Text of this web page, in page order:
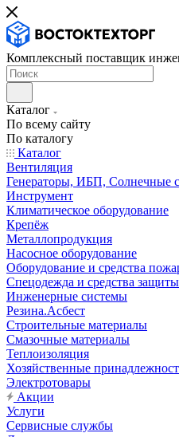
Комплексный поставщик
Каталог
По всему сайту
По каталогу
Каталог
Вентиляция
Генераторы, ИБП, Солнечные
Инструмент
Климатическое оборудование
Крепёж
Металлопродукция
Насосное оборудование
Оборудование и средства
Спецодежда и средства защиты
Инженерные системы
Резина.Асбест
Строительные материалы
Смазочные материалы
Теплоизоляция
Хозяйственные
Электротовары
Акции
Услуги
Сервисные службы